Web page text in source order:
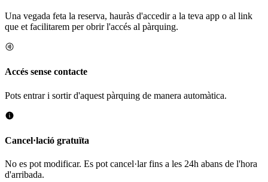
Una vegada feta la reserva, hauràs d'accedir a la teva app o al link
que et facilitarem per obrir l'accés al pàrquing.
Accés sense contacte
Pots entrar i sortir d'aquest pàrquing de manera automàtica.
Cancel·lació gratuïta
No es pot modificar. Es pot cancel·lar fins a les 24h abans de l'hora
d'arribada.